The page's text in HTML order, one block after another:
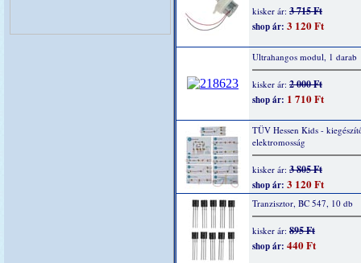
kisker ár: 3 715 Ft
shop ár: 3 120 Ft
Ultrahangos modul, 1 darab
kisker ár: 2 000 Ft
shop ár: 1 710 Ft
TÜV Hessen Kids -
elektromosság
kisker ár: 3 805 Ft
shop ár: 3 120 Ft
Tranzisztor, BC 547, 10 db
kisker ár: 895 Ft
shop ár: 440 Ft